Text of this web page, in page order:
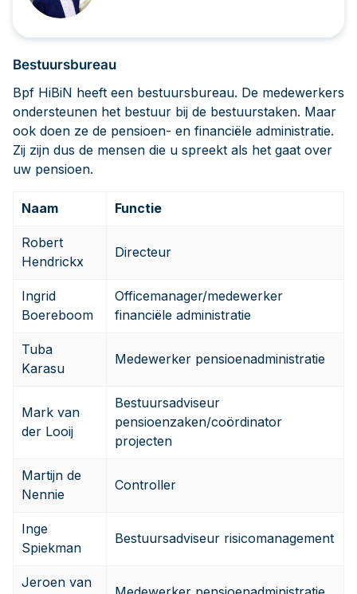
Bestuursbureau
Bpf HiBiN heeft een bestuursbureau. De medewerkers
ondersteunen het bestuur bij de bestuurstaken. Maar
ook doen ze de pensioen- en financiële administratie.
Zij zijn dus de mensen die u spreekt als het gaat over
uw pensioen.
Naam Functie
Robert
Hendrickx
Directeur
Ingrid
Boereboom
Officemanager/medewerker
financiële administratie
Tuba
Karasu
Medewerker pensioenadministratie
Mark van
der Looij
Bestuursadviseur
pensioenzaken/coördinator
projecten
Martijn de
Nennie
Controller
Inge
Spiekman
Bestuursadviseur risicomanagement
Jeroen van